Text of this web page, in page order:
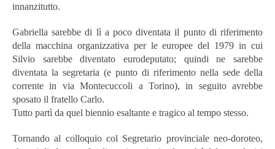
innanzitutto.
Gabriella sarebbe di lì a poco diventata il punto di riferimento
della macchina organizzativa per le europee del 1979 in cui
Silvio sarebbe diventato eurodeputato; quindi ne sarebbe
diventata la segretaria (e punto di riferimento nella sede della
corrente in via Montecuccoli a Torino), in seguito avrebbe
sposato il fratello Carlo.
Tutto partì da quel biennio esaltante e tragico al tempo stesso.
Tornando al colloquio col Segretario provinciale neo-doroteo,